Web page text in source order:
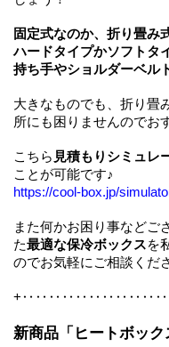
固定式なのか、折り畳み
ハードタイプかソフトタ
持ち手やショルダーベル
大きなものでも、折り畳
所にも困りませんのでお
こちら 見積もりシミュレ
ことが可能です♪
https://cool-box.jp/
また何かお困り事などご
た最適な保冷ボックスを
のでお気軽にご相談くだ
新商品「ヒートボック